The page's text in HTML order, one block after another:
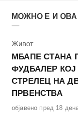
МОЖНО Е И
КАтегорија
Живот
МБАПЕ СТАНА
ФУДБАЛЕР
СТРЕЛЕЦ НА
ПРВЕНСТВА
Објавено
објавено пред 18